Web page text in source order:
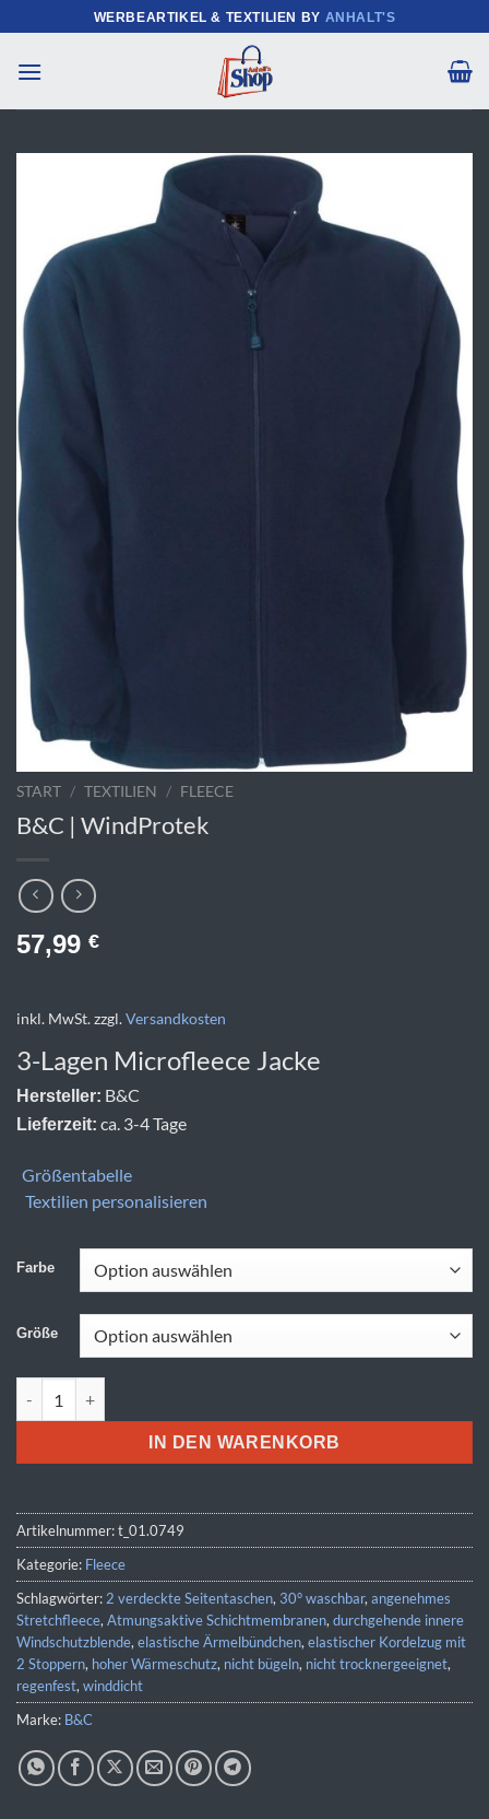
Inhalt
springen
WERBEARTIKEL & TEXTILIEN BY ANHALT'S
START / TEXTILIEN / FLEECE
B&C | WindProtek
57,99 €
inkl. MwSt.zzgl.Versandkosten
3-Lagen Microfleece Jacke
Hersteller: B&C
Lieferzeit: ca. 3-4 Tage
Größentabelle
Textilien personalisieren
Farbe
Größe
IN DEN WARENKORB
Artikelnummer:t_01.0749
Kategorie: Fleece
Schlagwörter:2 verdeckte Seitentaschen, 30° waschbar,angenehmes
Stretchfleece,Atmungsaktive Schichtmembranen,durchgehende innere
Windschutzblende,elastische Ärmelbündchen,elastischer Kordelzug mit
2 Stoppern, hoher Wärmeschutz, nicht bügeln, nicht trocknergeeignet,
regenfest,winddicht
Marke: B&C